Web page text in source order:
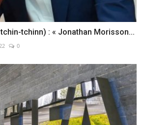
tchinn) : « Jonathan Morisson...
0